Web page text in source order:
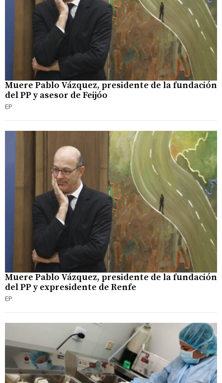
Muere Pablo Vázquez, presidente de la fundación
del PP y asesor de Feijóo
EP
Muere Pablo Vázquez, presidente de la fundación
del PP y expresidente de Renfe
EP